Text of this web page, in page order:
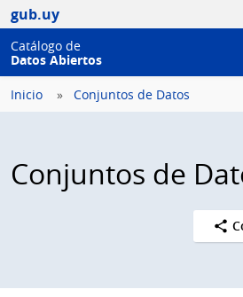
gub.uy
Catálogo de
Datos Abiertos
Inicio Conjuntos de Datos
Conjuntos de